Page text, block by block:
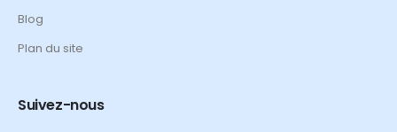
Blog
Plan du site
Suivez-nous